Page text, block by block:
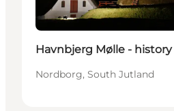
Havnbjerg Mølle - history
Nordborg, South Jutland